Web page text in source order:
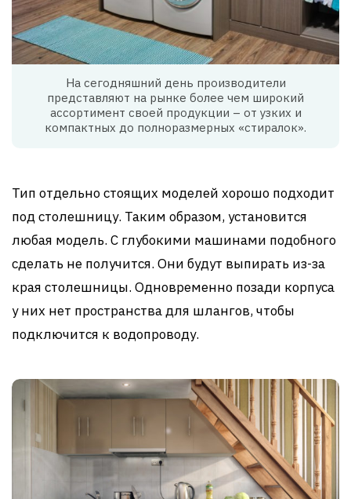
На сегодняшний день производители
представляют на рынке более чем широкий
ассортимент своей продукции – от узких и
компактных до полноразмерных «стиралок».
Тип отдельно стоящих моделей хорошо подходит
под столешницу. Таким образом, установится
любая модель. С глубокими машинами подобного
сделать не получится. Они будут выпирать из-за
края столешницы. Одновременно позади корпуса
у них нет пространства для шлангов, чтобы
подключится к водопроводу.